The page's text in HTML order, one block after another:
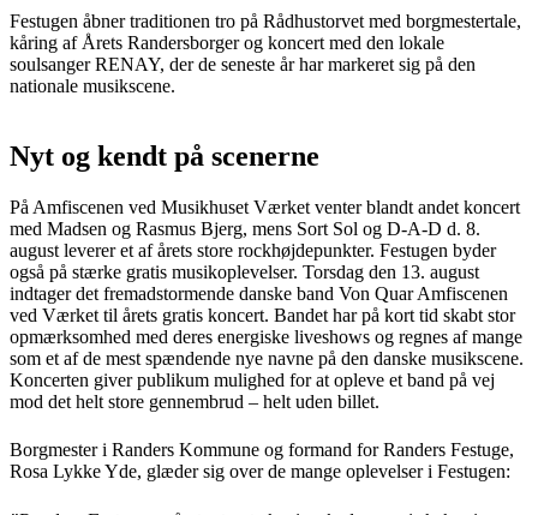
Festugen åbner traditionen tro på Rådhustorvet med borgmestertale,
kåring af Årets Randersborger og koncert med den lokale
soulsanger RENAY, der de seneste år har markeret sig på den
nationale musikscene.
Nyt og kendt på scenerne
På Amfiscenen ved Musikhuset Værket venter blandt andet koncert
med Madsen og Rasmus Bjerg, mens Sort Sol og D-A-D d. 8.
august leverer et af årets store rockhøjdepunkter. Festugen byder
også på stærke gratis musikoplevelser. Torsdag den 13. august
indtager det fremadstormende danske band Von Quar Amfiscenen
ved Værket til årets gratis koncert. Bandet har på kort tid skabt stor
opmærksomhed med deres energiske liveshows og regnes af mange
som et af de mest spændende nye navne på den danske musikscene.
Koncerten giver publikum mulighed for at opleve et band på vej
mod det helt store gennembrud – helt uden billet.
Borgmester i Randers Kommune og formand for Randers Festuge,
Rosa Lykke Yde, glæder sig over de mange oplevelser i Festugen: